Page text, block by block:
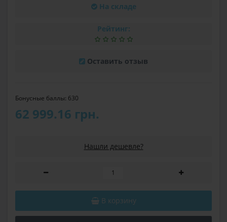
На складе
Рейтинг:
Оставить отзыв
Бонусные баллы: 630
62 999.16 грн.
Нашли дешевле?
В корзину